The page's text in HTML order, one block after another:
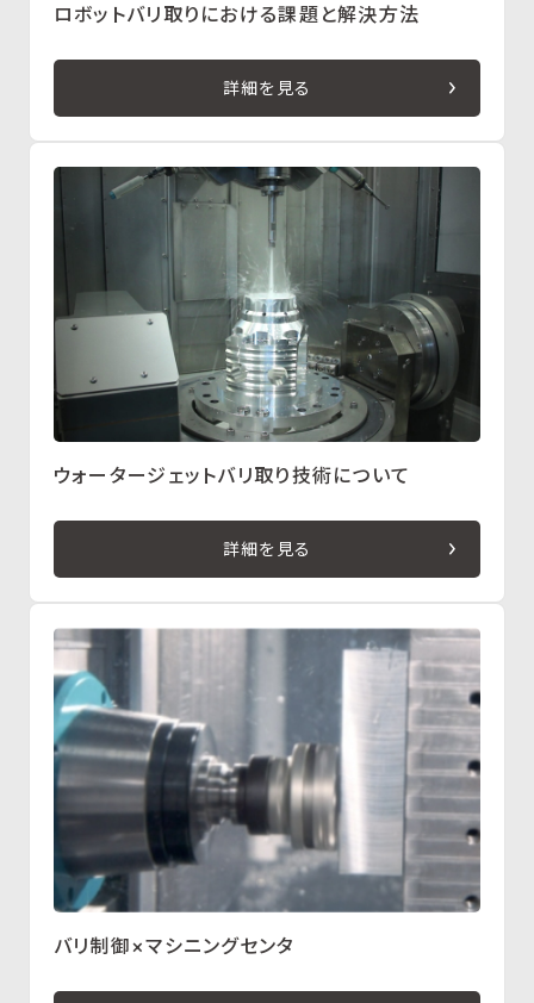
ロボットバリ取りにおける課題と解決方法
詳細を見る
ウォータージェットバリ取り技術について
詳細を見る
バリ制御×マシニングセンタ